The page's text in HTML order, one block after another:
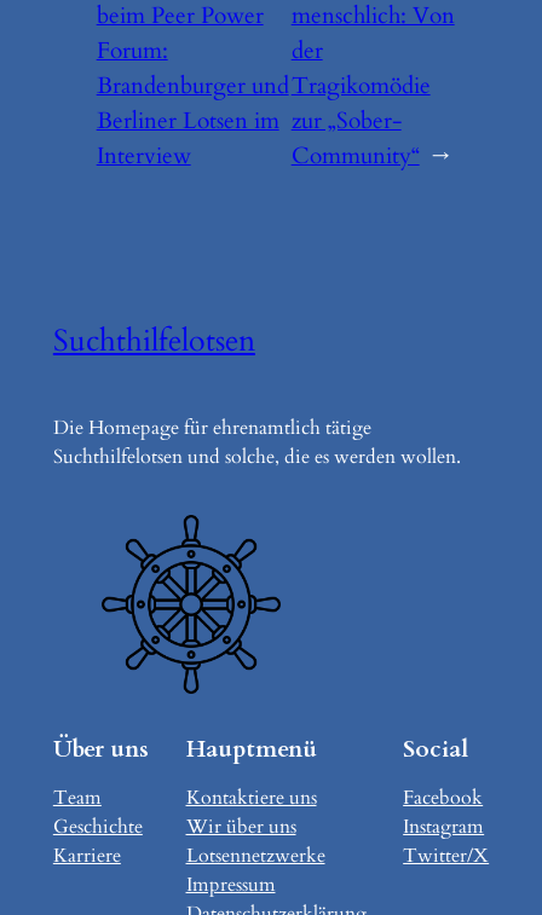
beim Peer Power
Forum:
Brandenburger und
Berliner Lotsen im
Interview
menschlich: Von
der
Tragikomödie
zur „Sober-
Community“ →
Suchthilfelotsen
Die Homepage für ehrenamtlich tätige
Suchthilfelotsen und solche, die es werden wollen.
Über uns
Team
Geschichte
Karriere
Hauptmenü
Kontaktiere uns
Wir über uns
Lotsennetzwerke
Impressum
Social
Facebook
Instagram
Twitter/X